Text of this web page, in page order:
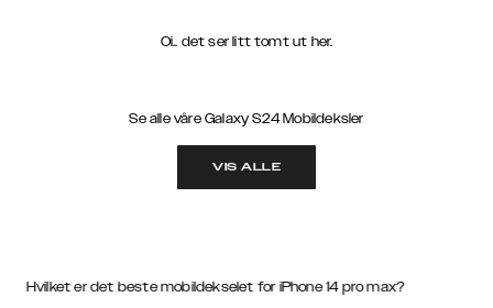
Oi.. det ser litt tomt ut her.
Se alle våre Galaxy S24 Mobildeksler
VIS ALLE
Hvilket er det beste mobildekselet for iPhone 14 pro max?